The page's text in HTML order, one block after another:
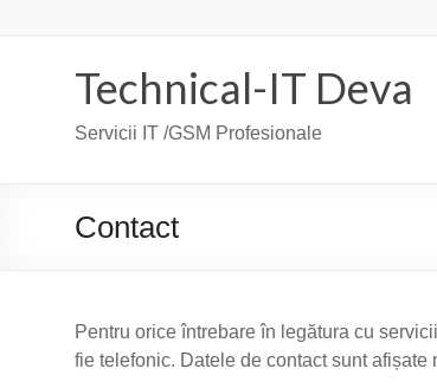
Technical-IT Deva
Servicii IT /GSM Profesionale
Contact
Pentru orice întrebare în legătura cu
fie telefonic. Datele de contact sunt afișate